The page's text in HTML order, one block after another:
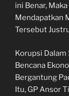
ini Benar,
Mendapatkan
Tersebut
Korupsi
Bencana
Bergantung
Itu, GP Ansor